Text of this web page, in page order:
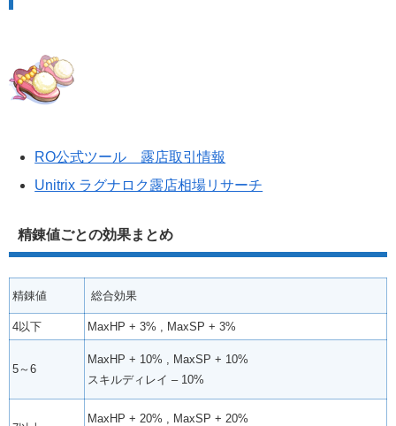
RO公式ツール 露店取引情報
Unitrix ラグナロク露店相場リサーチ
精錬値ごとの効果まとめ
精錬値 総合効果
4以下 MaxHP + 3% , MaxSP + 3%
5～6
MaxHP + 10% , MaxSP + 10%
スキルディレイ – 10%
MaxHP + 20% , MaxSP + 20%